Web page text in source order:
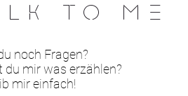
TO ME
noch Fragen?
du mir was erzählen?
mir einfach!